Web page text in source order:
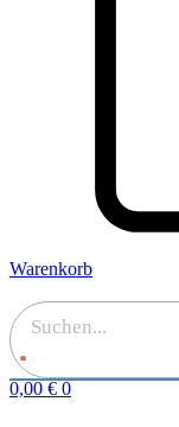
Warenkorb
0,00 € 0